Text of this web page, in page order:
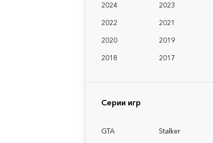
2024
2023
2022
2021
2020
2019
2018
2017
Серии игр
GTA
Stalker